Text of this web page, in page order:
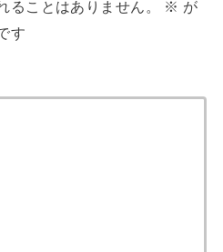
ることはありません。 ※ が
す